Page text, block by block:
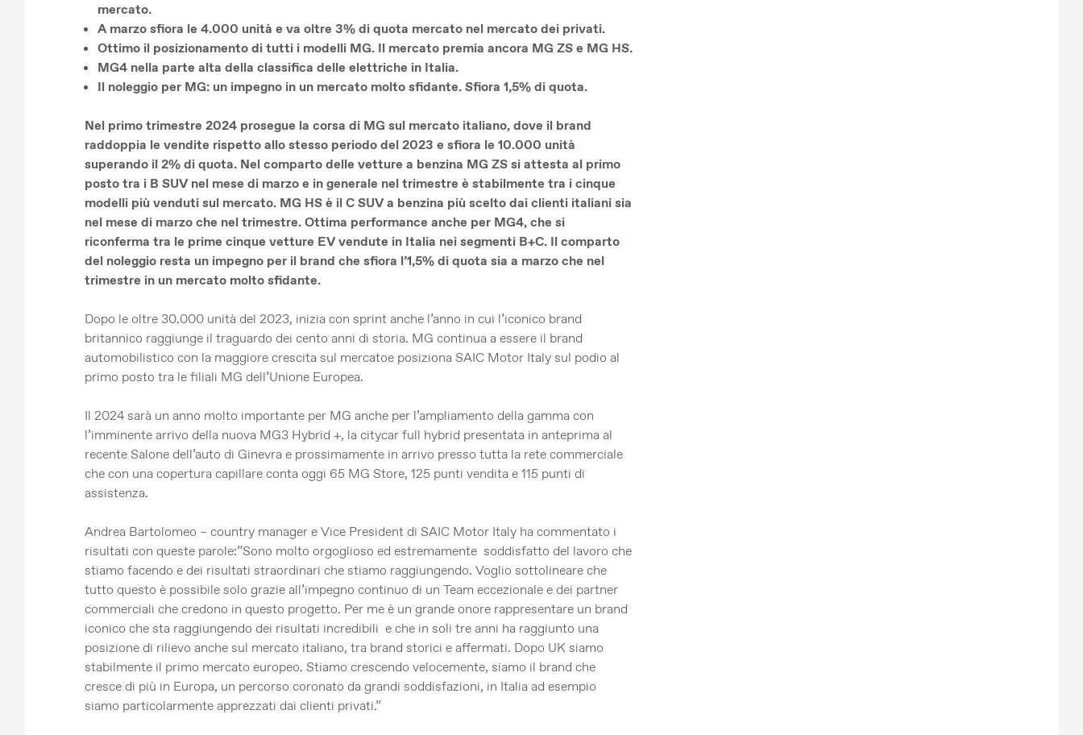
mercato.
A marzo sfiora le 4.000 unità e va oltre 3% di quota mercato nel mercato dei privati.
Ottimo il posizionamento di tutti i modelli MG. Il mercato premia ancora MG ZS e MG HS.
MG4 nella parte alta della classifica delle elettriche in Italia.
Il noleggio per MG: un impegno in un mercato molto sfidante. Sfiora 1,5% di quota.
Nel primo trimestre 2024 prosegue la corsa di MG sul mercato italiano, dove il brand
raddoppia le vendite rispetto allo stesso periodo del 2023 e sfiora le 10.000 unità
superando il 2% di quota. Nel comparto delle vetture a benzina MG ZS si attesta al primo
posto tra i B SUV nel mese di marzo e in generale nel trimestre è stabilmente tra i cinque
modelli più venduti sul mercato. MG HS è il C SUV a benzina più scelto dai clienti italiani sia
nel mese di marzo che nel trimestre. Ottima performance anche per MG4, che si
riconferma tra le prime cinque vetture EV vendute in Italia nei segmenti B+C. Il comparto
del noleggio resta un impegno per il brand che sfiora l’1,5% di quota sia a marzo che nel
trimestre in un mercato molto sfidante.
Dopo le oltre 30.000 unità del 2023, inizia con sprint anche l’anno in cui l’iconico brand
britannico raggiunge il traguardo dei cento anni di storia. MG continua a essere il brand
automobilistico con la maggiore crescita sul mercatoe posiziona SAIC Motor Italy sul podio al
primo posto tra le filiali MG dell’Unione Europea.
Il 2024 sarà un anno molto importante per MG anche per l’ampliamento della gamma con
l’imminente arrivo della nuova MG3 Hybrid +, la citycar full hybrid presentata in anteprima al
recente Salone dell’auto di Ginevra e prossimamente in arrivo presso tutta la rete commerciale
che con una copertura capillare conta oggi 65 MG Store, 125 punti vendita e 115 punti di
assistenza.
Andrea Bartolomeo – country manager e Vice President di SAIC Motor Italy ha commentato i
risultati con queste parole:”Sono molto orgoglioso ed estremamente soddisfatto del lavoro che
stiamo facendo e dei risultati straordinari che stiamo raggiungendo. Voglio sottolineare che
tutto questo è possibile solo grazie all’impegno continuo di un Team eccezionale e dei partner
commerciali che credono in questo progetto. Per me è un grande onore rappresentare un brand
iconico che sta raggiungendo dei risultati incredibili e che in soli tre anni ha raggiunto una
posizione di rilievo anche sul mercato italiano, tra brand storici e affermati. Dopo UK siamo
stabilmente il primo mercato europeo. Stiamo crescendo velocemente, siamo il brand che
cresce di più in Europa, un percorso coronato da grandi soddisfazioni, in Italia ad esempio
siamo particolarmente apprezzati dai clienti privati.”